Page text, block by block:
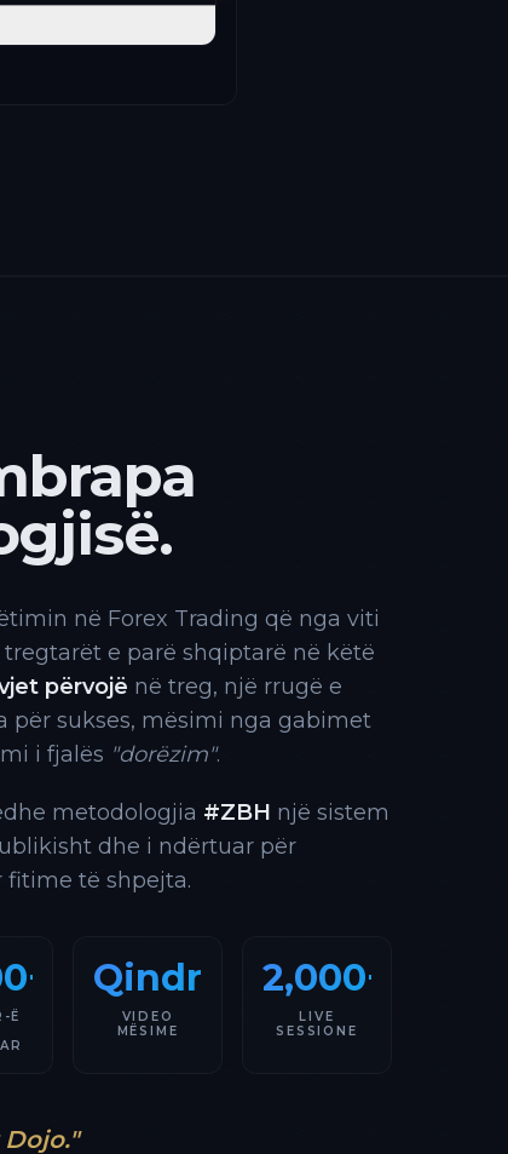
në Forex Trading që nga viti
e parë shqiptarë në këtë
përvojë në treg, një rrugë e
për sukses, mësimi nga gabimet
i fjalës "dorëzim".
metodologjia #ZBH një sistem
dhe i ndërtuar për
fitime të shpejta.
Ë
Qindra
VIDEO
MËSIME
2,000+
LIVE
SESSIONE